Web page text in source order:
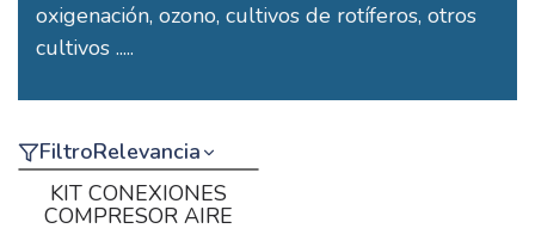
oxigenación, ozono, cultivos de rotíferos, otros
cultivos .....
FiltroRelevancia
KIT CONEXIONES
COMPRESOR AIRE